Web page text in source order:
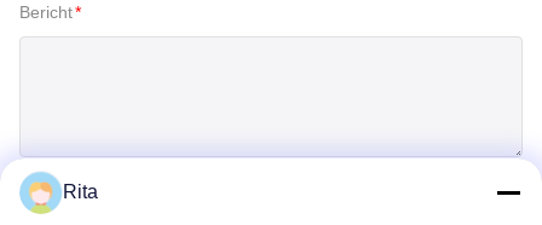
Bericht*
Rita